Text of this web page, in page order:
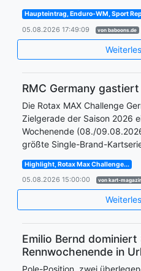
Haupteintrag, Enduro-WM, Sport
05.08.2026 17:49:09 von baboons.de
RMC Germany
Die Rotax MAX Challenge
Zielgerade der Saison 2026
Wochenende (08./
größte Single-Brand-
Highlight, Rotax Max Challenge...
05.08.2026 15:00:00 von kart-
Emilio Bernd dominiert
Rennwochenende in
Pole-Position, zwei